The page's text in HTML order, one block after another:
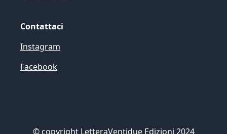
Contattaci
Instagram
Facebook
© copyright LetteraVentidue Edizioni 2024